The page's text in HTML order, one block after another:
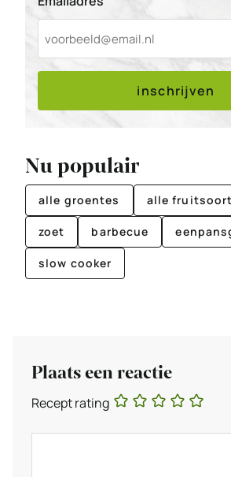
inschrijven
Nu populair
alle groentes alle
zoet barbecue
slow cooker
Plaats een reactie
Recept rating